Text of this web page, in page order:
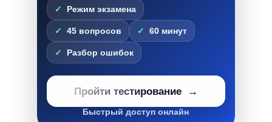
Режим экзамена
45 вопросов 60 минут
Разбор ошибок
Пройти тестирование
Быстрый доступ онлайн